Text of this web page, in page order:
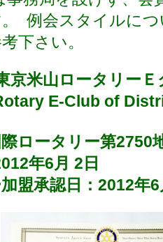
例会スタイルに
下さい。
米山ロータリーＥ
E-Club of
ータリー第2750
年6月 2日
加盟承認日：2012